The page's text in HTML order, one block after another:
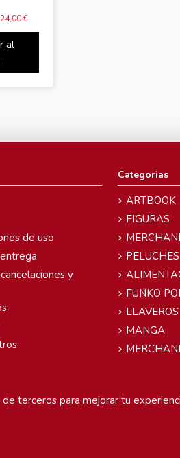
24,00 €
al
de uso
y
Categorias
ARTBOOK
FIGURAS
PELUCHES
FUNKO
MANGA
terceros para mejorar tu